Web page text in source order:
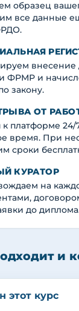
образец
все данные
ФРМР и
закону.
ОТ
к платформе 24/
время. При
сроки
КУРАТОР
на
до
и
этот курс